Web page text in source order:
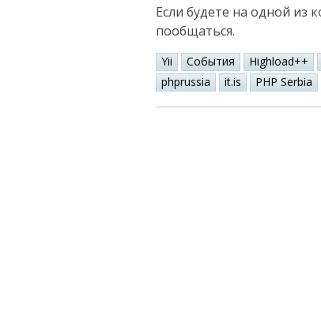
Если будете на одной из
пообщаться.
Yii События Highload++
phprussia
it.is PHP Serbia